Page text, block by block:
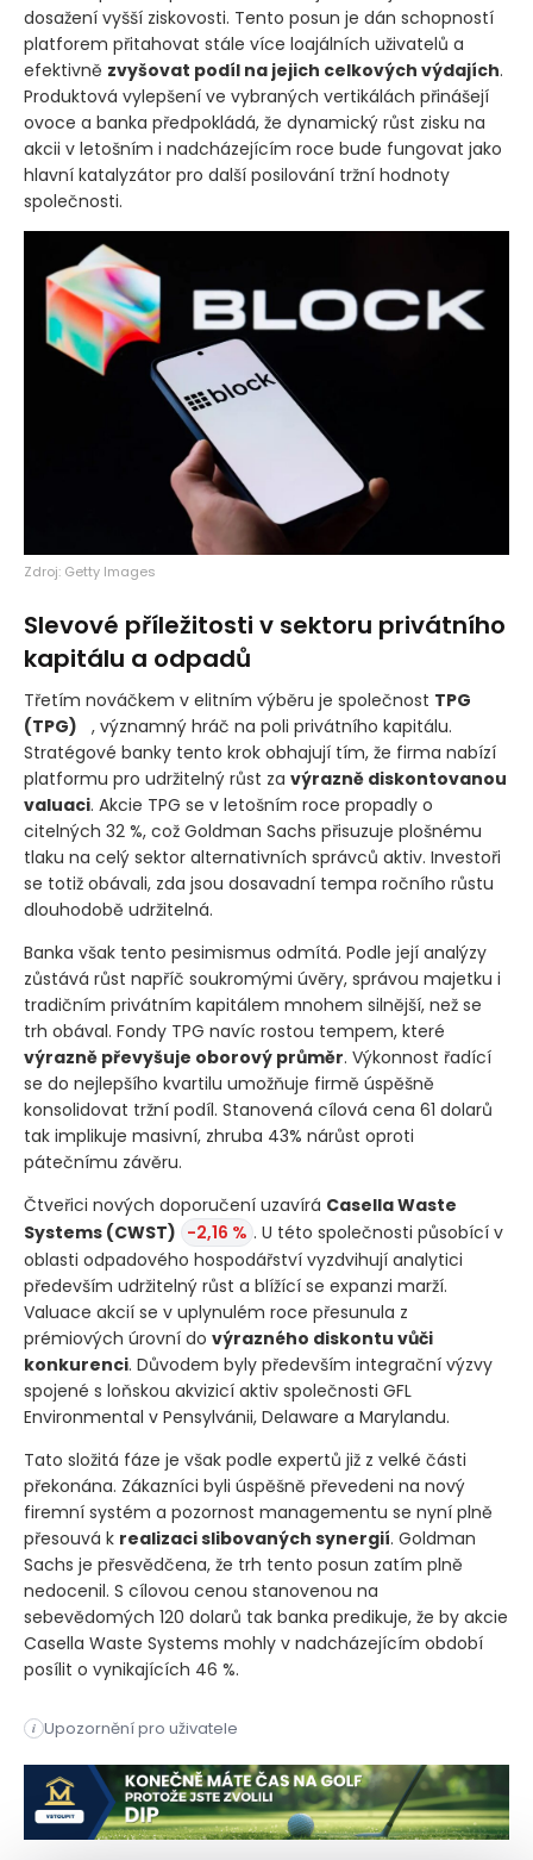
dosažení vyšší ziskovosti. Tento posun je dán schopností
platforem přitahovat stále více loajálních uživatelů a
efektivně zvyšovat podíl na jejich celkových výdajích.
Produktová vylepšení ve vybraných vertikálách přinášejí
ovoce a banka předpokládá, že dynamický růst zisku na
akcii v letošním i nadcházejícím roce bude fungovat jako
hlavní katalyzátor pro další posilování tržní hodnoty
společnosti.
Zdroj: Getty Images
Slevové příležitosti v sektoru privátního
kapitálu a odpadů
Třetím nováčkem v elitním výběru je společnost TPG
(TPG)
, významný hráč na poli privátního kapitálu.
Stratégové banky tento krok obhajují tím, že firma nabízí
platformu pro udržitelný růst za výrazně diskontovanou
valuaci. Akcie TPG se v letošním roce propadly o
citelných 32 %, což Goldman Sachs přisuzuje plošnému
tlaku na celý sektor alternativních správců aktiv. Investoři
se totiž obávali, zda jsou dosavadní tempa ročního růstu
dlouhodobě udržitelná.
Banka však tento pesimismus odmítá. Podle její analýzy
zůstává růst napříč soukromými úvěry, správou majetku i
tradičním privátním kapitálem mnohem silnější, než se
trh obával. Fondy TPG navíc rostou tempem, které
výrazně převyšuje oborový průměr. Výkonnost řadící
se do nejlepšího kvartilu umožňuje firmě úspěšně
konsolidovat tržní podíl. Stanovená cílová cena 61 dolarů
tak implikuje masivní, zhruba 43% nárůst oproti
pátečnímu závěru.
Čtveřici nových doporučení uzavírá Casella Waste
Systems (CWST) -2,16 % . U této společnosti působící v
oblasti odpadového hospodářství vyzdvihují analytici
především udržitelný růst a blížící se expanzi marží.
Valuace akcií se v uplynulém roce přesunula z
prémiových úrovní do výrazného diskontu vůči
konkurenci. Důvodem byly především integrační výzvy
spojené s loňskou akvizicí aktiv společnosti GFL
Environmental v Pensylvánii, Delaware a Marylandu.
Tato složitá fáze je však podle expertů již z velké části
překonána. Zákazníci byli úspěšně převedeni na nový
firemní systém a pozornost managementu se nyní plně
přesouvá k realizaci slibovaných synergií. Goldman
Sachs je přesvědčena, že trh tento posun zatím plně
nedocenil. S cílovou cenou stanovenou na
sebevědomých 120 dolarů tak banka predikuje, že by akcie
Casella Waste Systems mohly v nadcházejícím období
posílit o vynikajících 46 %.
i Upozornění pro uživatele
Investiční banka Goldman Sachs aktualizovala svůj ostře